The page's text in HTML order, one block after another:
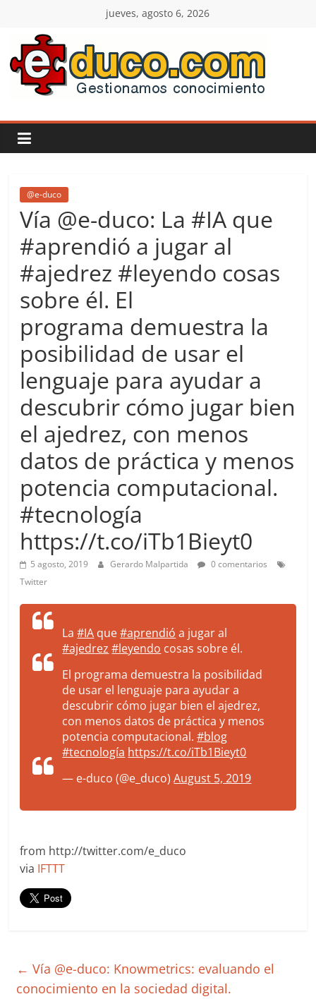
contenido
jueves, agosto 6, 2026
E-
duco:
Gestión
del
Conocimiento
Learn
Do
more.
Be
more.
@e-duco
Vía @e-duco: La #IA que
#aprendió a jugar al
#ajedrez #leyendo cosas
sobre él. El
programa demuestra la
posibilidad de usar el
lenguaje para ayudar a
descubrir cómo jugar bien
el ajedrez, con menos
datos de práctica y menos
potencia computacional.
#tecnología
https://t.co/iTb1Bieyt0
5 agosto, 2019 Gerardo Malpartida
0 comentarios
Twitter
La#IA que#aprendió a jugar al
#ajedrez #leyendo cosas sobre él.
El programa demuestra la posibilidad
de usar el lenguaje para ayudar a
descubrir cómo jugar bien el ajedrez,
con menos datos de práctica y menos
potencia computacional.#blog
#tecnología https://t.co/iTb1Bieyt0
— e-duco (@e_duco)August 5, 2019
from http://twitter.com/e_duco
via IFTTT
← Vía @e-duco: Knowmetrics: evaluando el
conocimiento en la sociedad digital.